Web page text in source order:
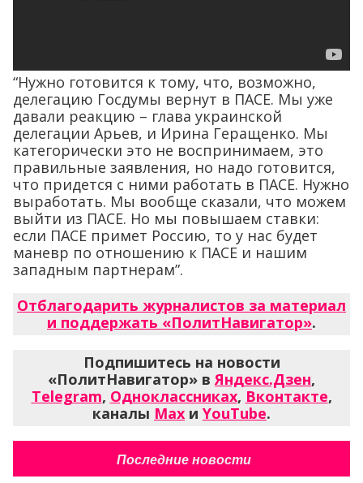
“Нужно готовится к тому, что, возможно,
делегацию Госдумы вернут в ПАСЕ. Мы уже
давали реакцию – глава украинской
делегации Арьев, и Ирина Геращенко. Мы
категорически это не воспринимаем, это
правильные заявления, но надо готовится,
что придется с ними работать в ПАСЕ. Нужно
выработать. Мы вообще сказали, что можем
выйти из ПАСЕ. Но мы повышаем ставки:
если ПАСЕ примет Россию, то у нас будет
маневр по отношению к ПАСЕ и нашим
западным партнерам”.
Отблагодарить журналистов за материал
и поддержать «ПолитНавигатор».
Подпишитесь на новости
«ПолитНавигатор» вЯндекс.Дзен,
Telegram, Одноклассниках, Вконтакте,
каналы Max и YouTube.
Последние новости